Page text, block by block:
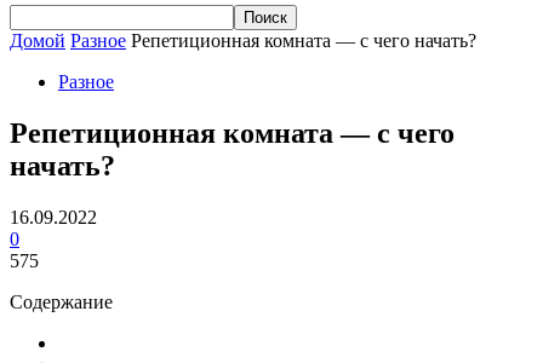
Домой Разное Репетиционная комната — с чего начать?
Разное
Репетиционная комната — с чего
начать?
16.09.2022
0
575
Содержание